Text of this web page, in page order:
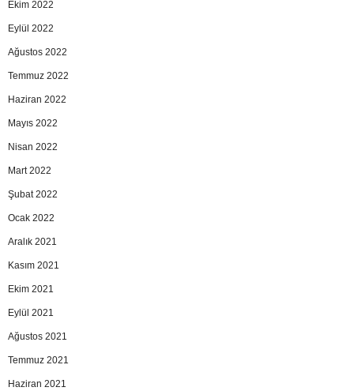
Ekim 2022
Eylül 2022
Ağustos 2022
Temmuz 2022
Haziran 2022
Mayıs 2022
Nisan 2022
Mart 2022
Şubat 2022
Ocak 2022
Aralık 2021
Kasım 2021
Ekim 2021
Eylül 2021
Ağustos 2021
Temmuz 2021
Haziran 2021